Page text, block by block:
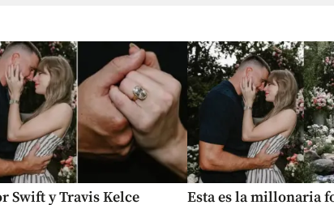
Swift y Travis Kelce
Esta es la millonaria